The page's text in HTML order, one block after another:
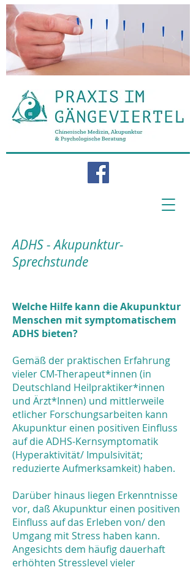
ADHS - Akupunktur-
Sprechstunde
Welche Hilfe kann die Akupunktur
Menschen mit symptomatischem
ADHS bieten?
Gemäß der praktischen Erfahrung
vieler CM-Therapeut*innen (in
Deutschland Heilpraktiker*innen
und Ärzt*Innen) und mittlerweile
etlicher Forschungsarbeiten kann
Akupunktur einen positiven Einfluss
auf die ADHS-Kernsymptomatik
(Hyperaktivität/ Impulsivität;
reduzierte Aufmerksamkeit) haben.
Darüber hinaus liegen Erkenntnisse
vor, daß Akupunktur einen positiven
Einfluss auf das Erleben von/ den
Umgang mit Stress haben kann.
Angesichts dem häufig dauerhaft
erhöhten Stresslevel vieler